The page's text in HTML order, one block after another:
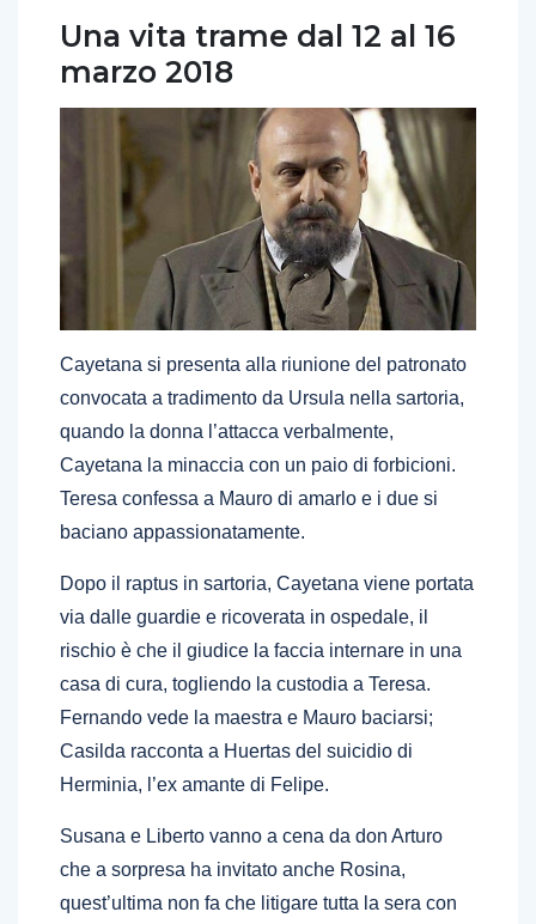
Una vita trame dal 12 al 16
marzo 2018
Cayetana si presenta alla riunione del patronato
convocata a tradimento da Ursula nella sartoria,
quando la donna l’attacca verbalmente,
Cayetana la minaccia con un paio di forbicioni.
Teresa confessa a Mauro di amarlo e i due si
baciano appassionatamente.
Dopo il raptus in sartoria, Cayetana viene portata
via dalle guardie e ricoverata in ospedale, il
rischio è che il giudice la faccia internare in una
casa di cura, togliendo la custodia a Teresa.
Fernando vede la maestra e Mauro baciarsi;
Casilda racconta a Huertas del suicidio di
Herminia, l’ex amante di Felipe.
Susana e Liberto vanno a cena da don Arturo
che a sorpresa ha invitato anche Rosina,
quest’ultima non fa che litigare tutta la sera con